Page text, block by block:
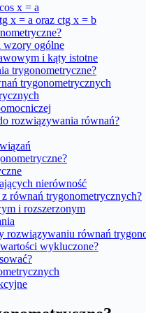
x = a
x = a oraz ctg x = b
wzory ogólne
i kąty istotne
trygonometryczne?
trygonometrycznych
rozwiązywania równań?
nierówność
równań trygonometrycznych?
i rozszerzonym
rozwiązywaniu równań
wykluczone?